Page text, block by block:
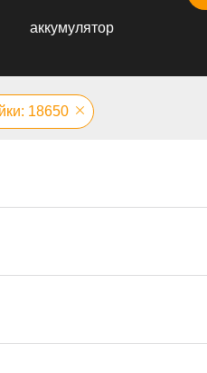
аккумулятор
18650